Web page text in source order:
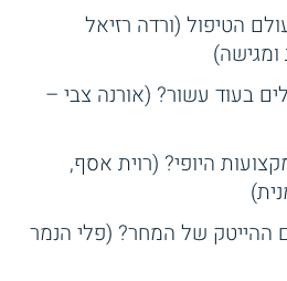
הטיפול (ורדה רזיאל
ומגישה)
בעוד עשור? (אורנה צבי –
היופי? (רוית אסף,
ההייטק של המחר? (פלי הנמר